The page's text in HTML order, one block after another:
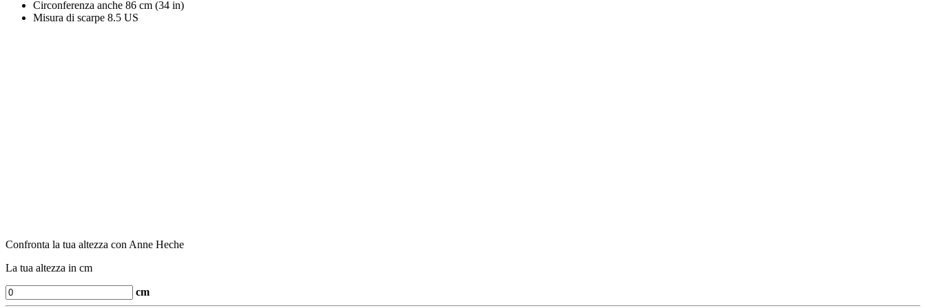
Circonferenza anche 86 cm (34 in)
Misura di scarpe 8.5 US
Confronta la tua altezza con Anne Heche
La tua altezza in cm
cm